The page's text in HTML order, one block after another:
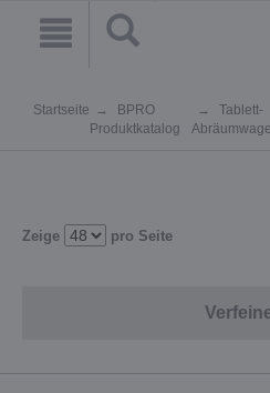
Startseite
BPRO
Produktkatalog
Tablett-
Zeige pro Seite